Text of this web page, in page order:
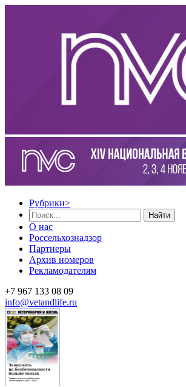
Рубрики>
Найти
О нас
Россельхознадзор
Партнеры
Архив номеров
Рекламодателям
+7 967 133 08 09
info@vetandlife.ru